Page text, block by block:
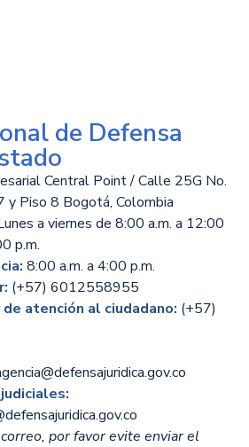
de Defensa
Central Point / Calle 25G No.
Piso 8 Bogotá, Colombia
a viernes de 8:00 a.m. a 12:00
p.m.
8:00 a.m. a 4:00 p.m.
(+57) 6012558955
atención al ciudadano: (+57)
por favor evite enviar el